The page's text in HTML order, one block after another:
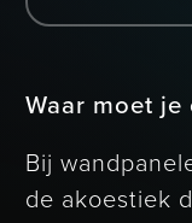
Waar moet je
Bij
de akoestiek